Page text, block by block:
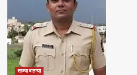
ताज्या बातम्या